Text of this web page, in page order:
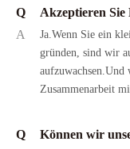
Q
Akzeptieren
A
Ja.Wenn Sie ein
gründen, sind wir
Zusammenarbeit
Q
Können wir